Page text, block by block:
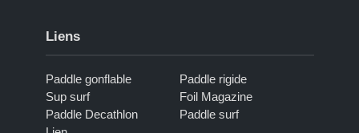
Liens
Paddle gonflable
Paddle rigide
Sup surf
Foil Magazine
Paddle Decathlon
Paddle surf